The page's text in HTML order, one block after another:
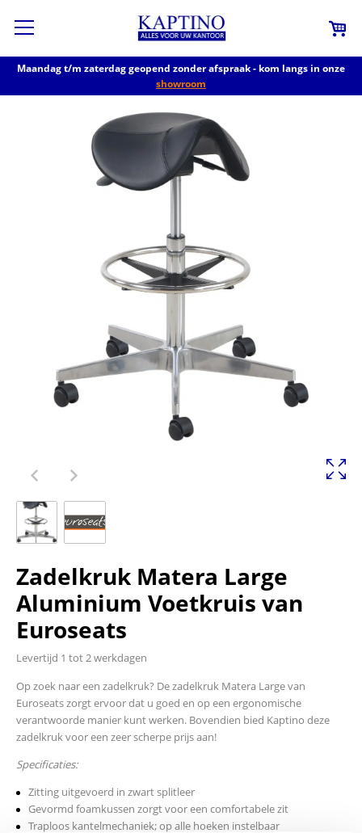
Maandag t/m zaterdag geopend zonder afspraak - kom langs in onze
showroom
Zadelkruk Matera Large
Aluminium Voetkruis van
Euroseats
Levertijd 1 tot 2 werkdagen
Op zoek naar een zadelkruk? De zadelkruk Matera Large van
Euroseats zorgt ervoor dat u goed en op een ergonomische
verantwoorde manier kunt werken. Bovendien bied Kaptino deze
zadelkruk voor een zeer scherpe prijs aan!
Specificaties:
Zitting uitgevoerd in zwart splitleer
Gevormd foamkussen zorgt voor een comfortabele zit
Traploos kantelmechaniek; op alle hoeken instelbaar